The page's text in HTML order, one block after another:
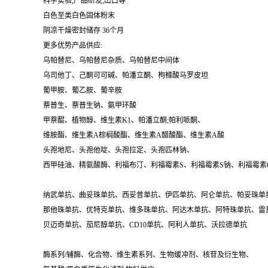
白色至类白色固体粉末
阴凉干燥密封储存 36个月
更多优势产品供应:
乌帕替尼、乌帕替尼杂质、乌帕替尼中间体
乌司他丁、己酮可可碱、帕潘立酮、枸橼酸马罗皮坦
葡甲胺、葡乙胺、葡辛胺
萘普生、萘普生钠、氨甲环酸
甲萘醌、植物醇、维生素K1、帕潘立酮;帕利哌酮、
维胺酯、维生素A棕榈酸酯、维生素A醋酸酯、维生素A酸
头孢地尼、头孢他啶、头孢拉定、头孢匹林钠、
西甲硅油、精氨酸酶、利福布汀、利福霉素S、利福霉素S钠、利福霉素
纳武单抗、曲妥珠单抗、西妥昔单抗、伊匹单抗、阿仑单抗、帕妥珠单
那他珠单抗、优特克单抗、维多珠单抗、阿达木单抗、阿特珠单抗、雷
贝迈奇单抗、茄尼醇单抗、CD10单抗、阿利人单抗、沃拉德单抗
酶系列/辅酶、化合物、维生素系列、生物缓冲剂、核苷及衍生物、